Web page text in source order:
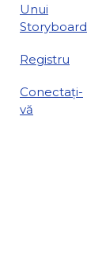
Unui
Storyboard
Registru
Conectați-
vă